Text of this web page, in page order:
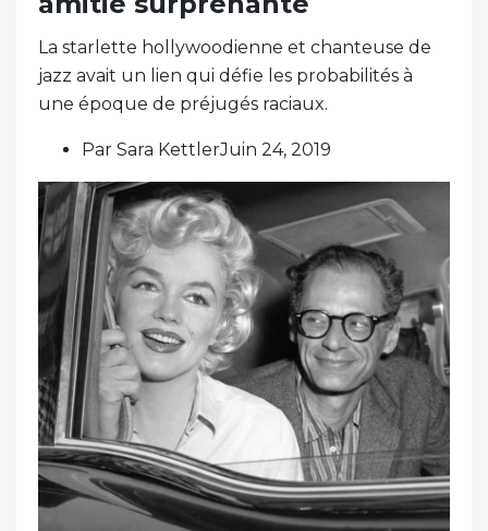
La starlette hollywoodienne et chanteuse de
jazz avait un lien qui défie les probabilités à
une époque de préjugés raciaux.
Par Sara KettlerJuin 24, 2019